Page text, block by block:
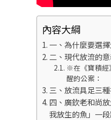
內容大綱
一、為什麼要選
二、現代放流的意
※在《寶積經
醒的公案：
三、放流具足三
四、廣欽老和尚
我放生的魚」一